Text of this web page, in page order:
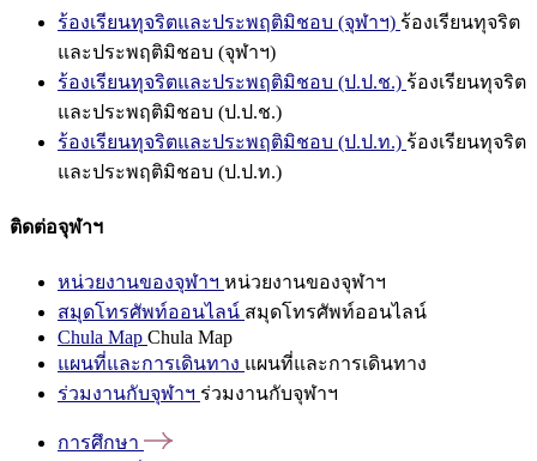
ร้องเรียนทุจริตและประพฤติมิชอบ (จุฬาฯ) ร้องเรียนทุจริต
และประพฤติมิชอบ (จุฬาฯ)
ร้องเรียนทุจริตและประพฤติมิชอบ (ป.ป.ช.) ร้องเรียนทุจริต
และประพฤติมิชอบ (ป.ป.ช.)
ร้องเรียนทุจริตและประพฤติมิชอบ (ป.ป.ท.) ร้องเรียนทุจริต
และประพฤติมิชอบ (ป.ป.ท.)
ติดต่อจุฬาฯ
หน่วยงานของจุฬาฯ หน่วยงานของจุฬาฯ
สมุดโทรศัพท์ออนไลน์ สมุดโทรศัพท์ออนไลน์
Chula Map Chula Map
แผนที่และการเดินทาง แผนที่และการเดินทาง
ร่วมงานกับจุฬาฯ ร่วมงานกับจุฬาฯ
การศึกษา